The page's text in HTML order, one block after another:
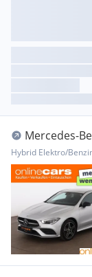
Mercedes-
Aut LED LEDER
Hybrid Elektro/